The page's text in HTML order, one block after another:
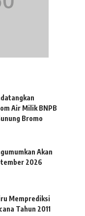
Air Milik BNPB
Bromo
Akan
2026
Memprediksi
Tahun 2011